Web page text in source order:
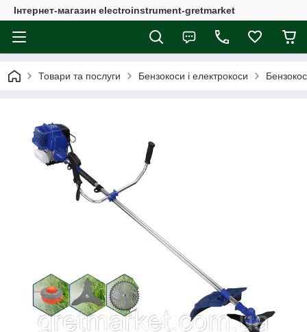
Інтернет-магазин electroinstrument-gretmarket
Товари та послуги Бензокоси і електрокоси